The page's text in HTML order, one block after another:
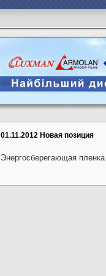
01.11.2012 Новая позиция
Энергосберегающая